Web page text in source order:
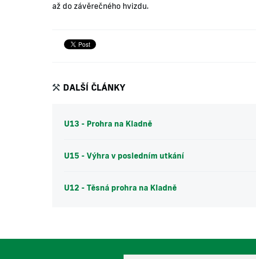
až do závěrečného hvizdu.
DALŠÍ ČLÁNKY
U13 - Prohra na Kladně
U15 - Výhra v posledním utkání
U12 - Těsná prohra na Kladně